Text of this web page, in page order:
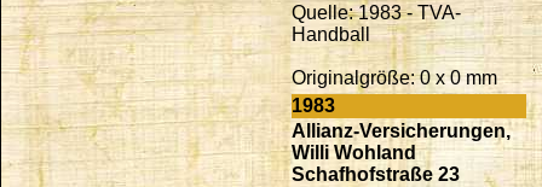
Quelle: 1983 - TVA-
Handball
Originalgröße: 0 x 0 mm
1983
Allianz-Versicherungen,
Willi Wohland
Schafhofstraße 23